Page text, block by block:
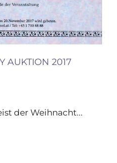
AUKTION 2017
der Weihnacht...